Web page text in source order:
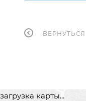
ВЕРНУТЬСЯ
загрузка карты...